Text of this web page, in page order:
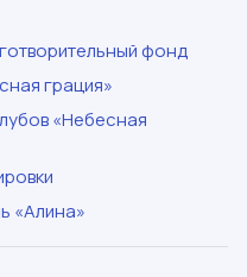
фонд
грация»
«Небесная
«Алина»